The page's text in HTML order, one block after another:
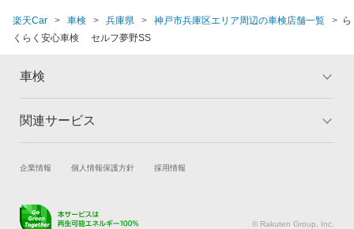
楽天Car 車検 兵庫県 神戸市兵庫区エリア周辺の車検店舗一覧
ら
くらく安心車検 セルフ夢野SS
車検
トップ
車検の基礎知識 キャンペーン一覧
関連サービス
試乗・商談 新車購入
キズ修理予約
企業情報 個人情報保護方針 採用情報
© Rakuten Group, Inc.